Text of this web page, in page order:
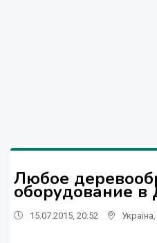
Любое
оборудование в
15.07.2015, 20:52 Україна